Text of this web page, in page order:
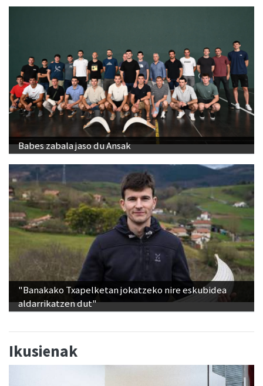
Babes zabala jaso du Ansak
"Banakako Txapelketan jokatzeko nire eskubidea
aldarrikatzen dut"
Ikusienak